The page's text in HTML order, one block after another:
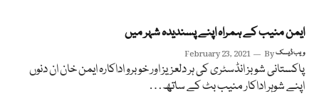
ایمن منیب کے ہمراہ اپنے پسندیدہ شہر میں
February 23, 2021 Byویب ڈیسک
پاکستانی شوبز انڈسٹری کی ہر دلعزیز اور خوبرو اداکارہ ایمن خان ان دنوں
اپنے شوہر اداکار منیب بٹ کے ساتھ…